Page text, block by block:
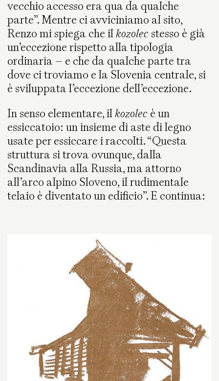
vecchio accesso era qua da qualche
parte”. Mentre ci avviciniamo al sito,
Renzo mi spiega che ilkozolec stesso è già
un’eccezione rispetto alla tipologia
ordinaria – e che da qualche parte tra
dove ci troviamo e la Slovenia centrale, si
è sviluppata l’eccezione dell’eccezione.
In senso elementare, ilkozolec è un
essiccatoio: un insieme di aste di legno
usate per essiccare i raccolti. “Questa
struttura si trova ovunque, dalla
Scandinavia alla Russia, ma attorno
all’arco alpino Sloveno, il rudimentale
telaio è diventato un edificio”. E continua: